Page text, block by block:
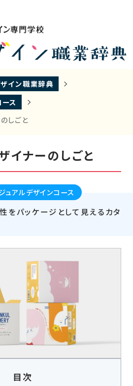
ザイン職業辞典
ス
しごと
イナーのしごと
ュアルデザインコース
をパッケージとして見えるカタ
目次